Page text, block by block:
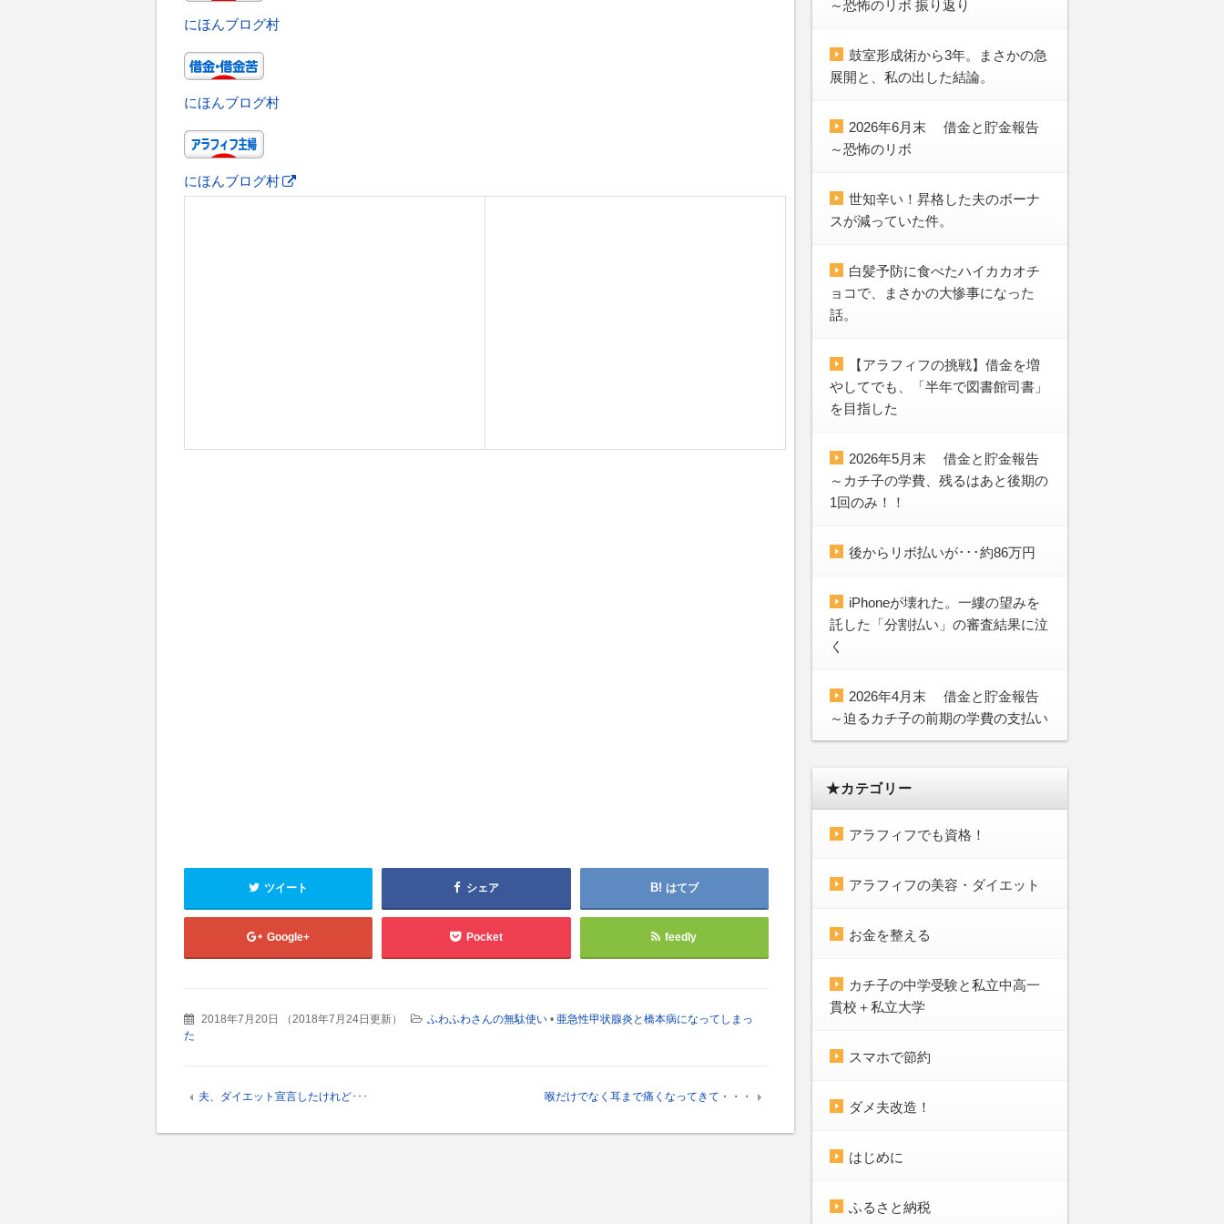
にほんブログ村
にほんブログ村
にほんブログ村
ツイート シェア はてブ
Google+ Pocket feedly
2018年7月20日 （2018年7月24日更新） ふわふわさんの無駄使い • 亜急性甲状腺炎と橋本病になってしまっ
た
夫、ダイエット宣言したけれど･･･ 喉だけでなく耳まで痛くなってきて・・・
～恐怖のリボ 振り返り
鼓室形成術から3年。まさかの急
展開と、私の出した結論。
2026年6月末 借金と貯金報告
～恐怖のリボ
世知辛い！昇格した夫のボーナ
スが減っていた件。
白髪予防に食べたハイカカオチ
ョコで、まさかの大惨事になった
話。
【アラフィフの挑戦】借金を増
やしてでも、「半年で図書館司書」
を目指した
2026年5月末 借金と貯金報告
～カチ子の学費、残るはあと後期の
1回のみ！！
後からリボ払いが･･･約86万円
iPhoneが壊れた。一縷の望みを
託した「分割払い」の審査結果に泣
く
2026年4月末 借金と貯金報告
～迫るカチ子の前期の学費の支払い
★カテゴリー
アラフィフでも資格！
アラフィフの美容・ダイエット
お金を整える
カチ子の中学受験と私立中高一
貫校＋私立大学
スマホで節約
ダメ夫改造！
はじめに
ふるさと納税